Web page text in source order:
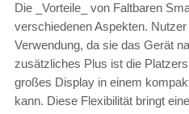
Die _Vorteile_ von Faltbaren
verschiedenen Aspekten.
Verwendung, da sie das Gerät
zusätzliches Plus ist die
großes Display in einem
kann. Diese Flexibilität bringt